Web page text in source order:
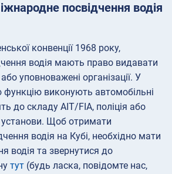
посвідчення водія
конвенції 1968 року,
водія мають право видавати
уповноважені організації. У
функцію виконують автомобільні
до складу AIT/FIA, поліція або
установи. Щоб отримати
водія на Кубі, необхідно мати
водія та звернутися до
тут (будь ласка, повідомте нас,